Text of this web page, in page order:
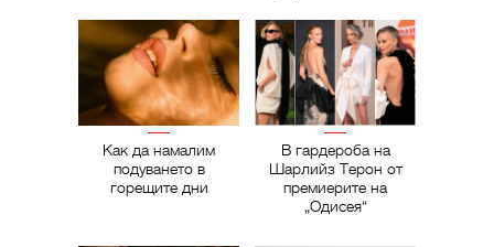
Как да намалим
подуването в
горещите дни
В гардероба на
Шарлийз Терон от
премиерите на
„Одисея“